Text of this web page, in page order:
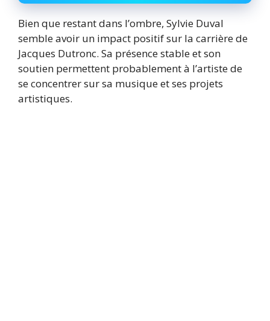
Bien que restant dans l’ombre, Sylvie Duval
semble avoir un impact positif sur la carrière de
Jacques Dutronc. Sa présence stable et son
soutien permettent probablement à l’artiste de
se concentrer sur sa musique et ses projets
artistiques.